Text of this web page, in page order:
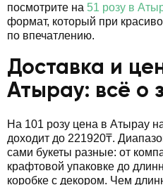
посмотрите на 51 розу в
формат, который при
по впечатлению.
Доставка и
Атырау: всё о
На 101 розу цена в Атырау
доходит до 221920₸.
сами букеты разные: от
крафтовой упаковке до
коробке с декором. Чем